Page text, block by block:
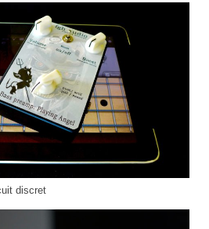
discret